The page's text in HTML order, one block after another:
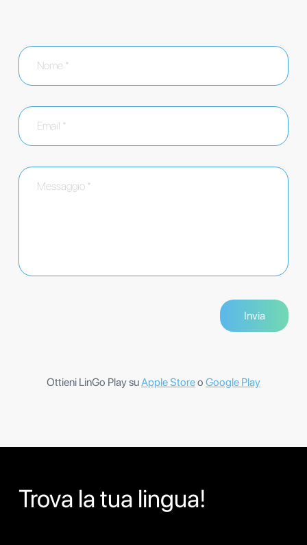
Ottieni LinGo Play suApple Storeo Google Play
Trova la tua lingua!